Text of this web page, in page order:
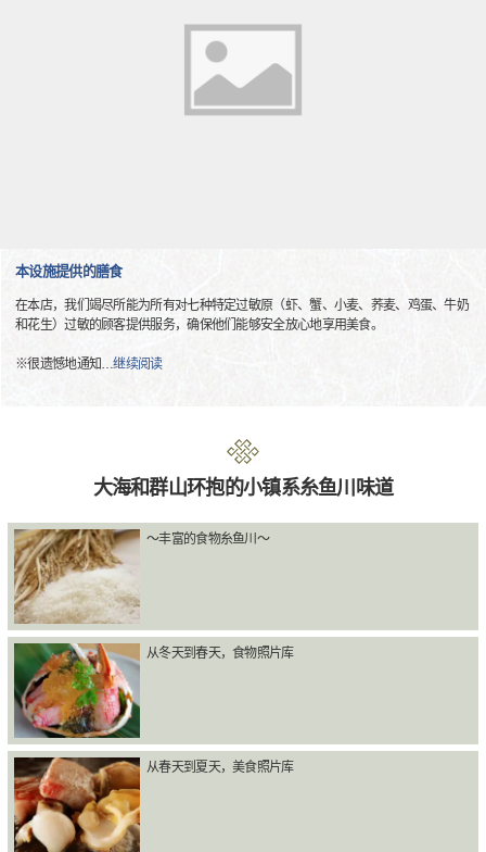
本设施提供的膳食
在本店，我们竭尽所能为所有对七种特定过敏原（虾、蟹、小麦、荞麦、鸡蛋、牛奶
和花生）过敏的顾客提供服务，确保他们能够安全放心地享用美食。
※很遗憾地通知…继续阅读
大海和群山环抱的小镇系糸鱼川味道
〜丰富的食物糸鱼川〜
从冬天到春天，食物照片库
从春天到夏天，美食照片库